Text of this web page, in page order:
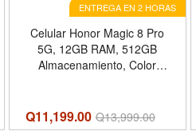
ENTREGA EN 2 HORAS
Celular Honor Magic 8 Pro
5G, 12GB RAM, 512GB
Almacenamiento, Color
Q11,199.00 Q13,999.00